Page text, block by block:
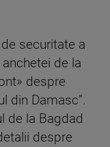
securitate a
de la
despre
din Damasc”.
de la Bagdad
despre